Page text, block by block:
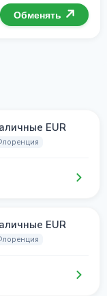
Обменять
EUR
EUR